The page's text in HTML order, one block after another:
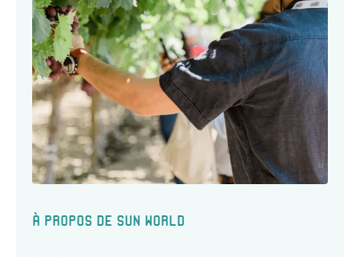
À propos de Sun World